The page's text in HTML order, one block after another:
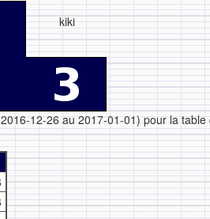
kiki
12-26 au 2017-01-01) pour la table